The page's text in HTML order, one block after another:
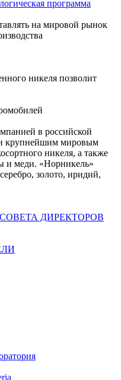
программа
на мировой рынок
никеля позволит
в российской
и крупнейшим мировым
никеля, а также
и меди. «Норникель»
золото, иридий,
ДИРЕКТОРОВ